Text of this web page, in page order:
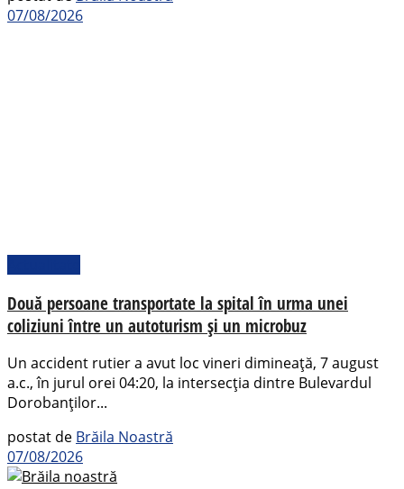
07/08/2026
Două persoane transportate la spital în urma unei
coliziuni între un autoturism și un microbuz
Un accident rutier a avut loc vineri dimineață, 7 august
a.c., în jurul orei 04:20, la intersecția dintre Bulevardul
Dorobanților...
postat de Brăila Noastră
07/08/2026